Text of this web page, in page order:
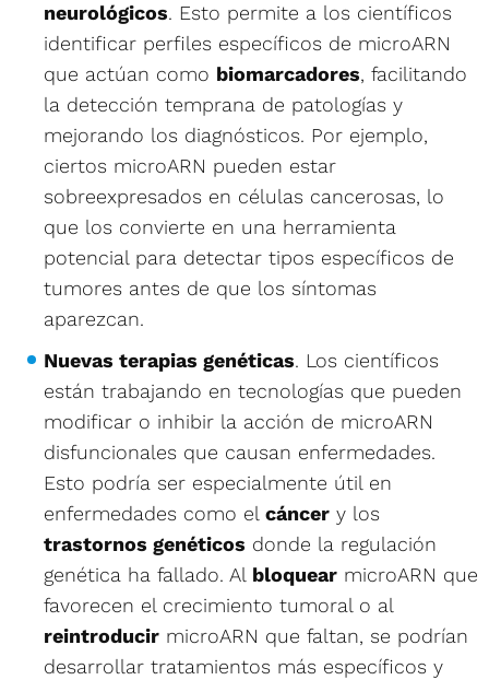
neurológicos. Esto permite a los científicos
identificar perfiles específicos de microARN
que actúan como biomarcadores, facilitando
la detección temprana de patologías y
mejorando los diagnósticos. Por ejemplo,
ciertos microARN pueden estar
sobreexpresados en células cancerosas, lo
que los convierte en una herramienta
potencial para detectar tipos específicos de
tumores antes de que los síntomas
aparezcan.
Nuevas terapias genéticas. Los científicos
están trabajando en tecnologías que pueden
modificar o inhibir la acción de microARN
disfuncionales que causan enfermedades.
Esto podría ser especialmente útil en
enfermedades como el cáncer y los
trastornos genéticos donde la regulación
genética ha fallado. Al bloquear microARN que
favorecen el crecimiento tumoral o al
reintroducir microARN que faltan, se podrían
desarrollar tratamientos más específicos y